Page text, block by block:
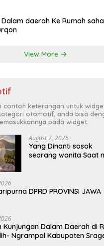
daerah Ke Rumah
View More
contoh keterangan untuk
otomotif, anda bisa
pada widget.
August 7, 2026
Yang Dinanti sosok
seorang wanita Saat
Sugiarto menciptakan
DPRD PROVINSI JAWA
Kunjungan Dalam Daerah di
Ngrampal Kabupaten